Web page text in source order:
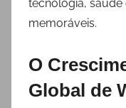
tecnologia, saúde
memoráveis.
O
Global de